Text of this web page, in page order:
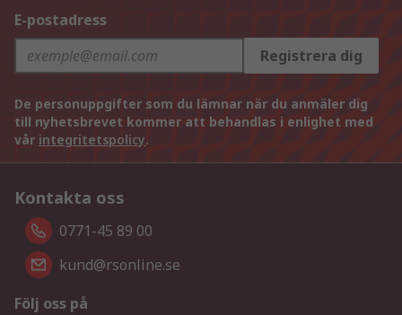
E-postadress
Registrera dig
De personuppgifter som du lämnar när du anmäler dig
till nyhetsbrevet kommer att behandlas i enlighet med
vår integritetspolicy.
Kontakta oss
0771-45 89 00
kund@rsonline.se
Följ oss på